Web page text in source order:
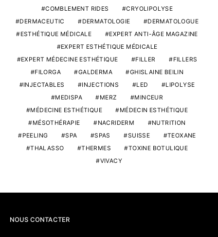
COMBLEMENT RIDES
CRYOLIPOLYSE
DERMACEUTIC
DERMATOLOGIE
DERMATOLOGUE
ESTHÉTIQUE MÉDICALE
EXPERT ANTI-ÂGE MAGAZINE
EXPERT ESTHÉTIQUE MÉDICALE
EXPERT MÉDECINE ESTHÉTIQUE
FILLER
FILLERS
FILORGA
GALDERMA
GHISLAINE BEILIN
INJECTABLES
INJECTIONS LED
LIPOLYSE
MEDISPA
MERZ
MINCEUR
MÉDECINE ESTHÉTIQUE
MÉDECIN ESTHÉTIQUE
MÉSOTHÉRAPIE
NACRIDERM
NUTRITION
PEELING
SPA SPAS SUISSE
TEOXANE
THALASSO
THERMES
TOXINE BOTULIQUE
VIVACY
NOUS CONTACTER